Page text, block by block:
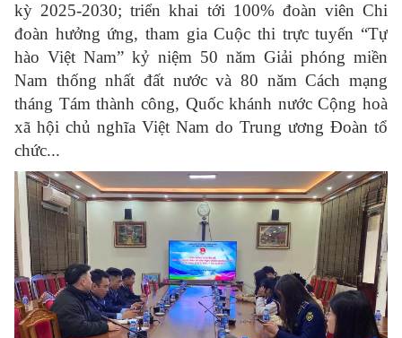
kỳ 2025-2030; triển khai tới 100% đoàn viên Chi
đoàn hưởng ứng, tham gia Cuộc thi trực tuyến “Tự
hào Việt Nam” kỷ niệm 50 năm Giải phóng miền
Nam thống nhất đất nước và 80 năm Cách mạng
tháng Tám thành công, Quốc khánh nước Cộng hoà
xã hội chủ nghĩa Việt Nam do Trung ương Đoàn tổ
chức...